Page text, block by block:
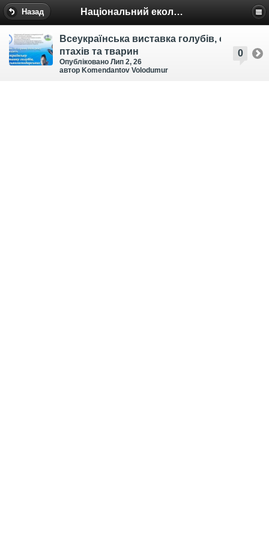
Назад Національний еколого-натуралістичний центр
0
Всеукраїнська виставка голубів,
птахів та тварин
Опубліковано Лип 2, 26
автор Komendantov Volodumur